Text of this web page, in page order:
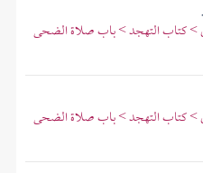
> كتاب التهجد > باب صلاة الضحى
> كتاب التهجد > باب صلاة الضحى